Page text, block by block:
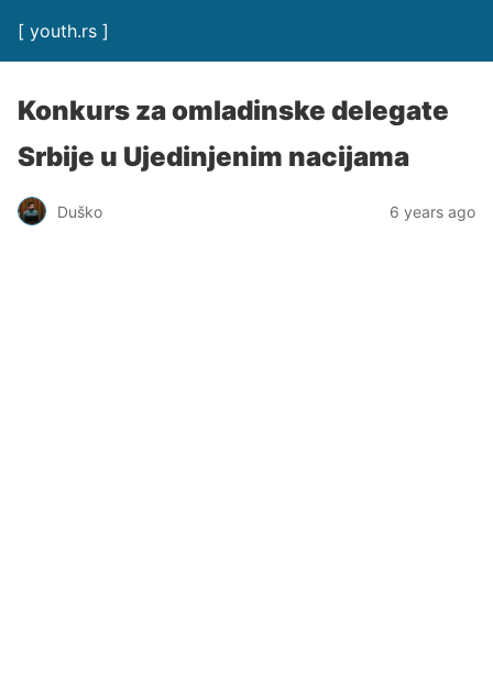
[ youth.rs ]
Konkurs za omladinske delegate
Srbije u Ujedinjenim nacijama
Duško 6 years ago